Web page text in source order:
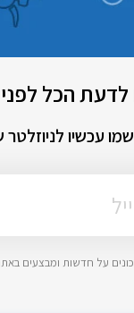
לדעת הכל
עכשיו לניוזלטר
על חדשות ומבצעים